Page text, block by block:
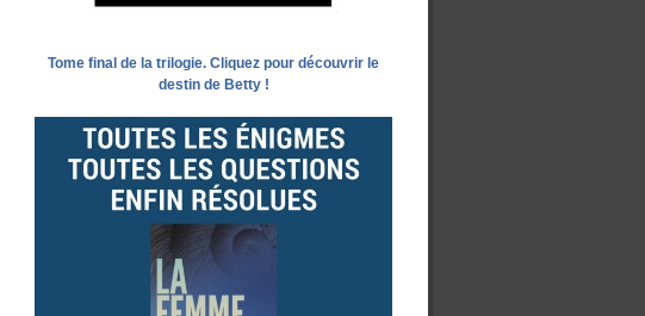
Tome final de la trilogie. Cliquez pour découvrir le
destin de Betty !